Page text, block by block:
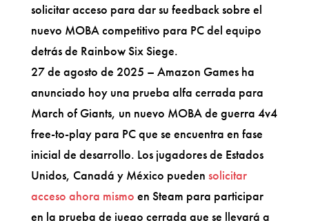
solicitar acceso para dar su feedback sobre el
nuevo MOBA competitivo para PC del equipo
detrás de Rainbow Six Siege.
27 de agosto de 2025 – Amazon Games ha
anunciado hoy una prueba alfa cerrada para
March of Giants, un nuevo MOBA de guerra 4v4
free-to-play para PC que se encuentra en fase
inicial de desarrollo. Los jugadores de Estados
Unidos, Canadá y México pueden solicitar
acceso ahora mismo en Steam para participar
en la prueba de juego cerrada que se llevará a